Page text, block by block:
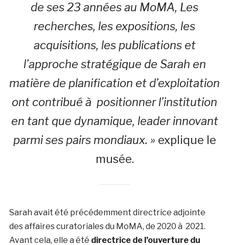
de ses 23 années au MoMA, Les
recherches, les expositions, les
acquisitions, les publications et
l’approche stratégique de Sarah en
matière de planification et d’exploitation
ont contribué à positionner l’institution
en tant que dynamique, leader innovant
parmi ses pairs mondiaux. » explique le
musée.
Sarah avait été précédemment directrice adjointe
des affaires curatoriales du MoMA, de 2020 à 2021.
Avant cela, elle a été directrice de l’ouverture du